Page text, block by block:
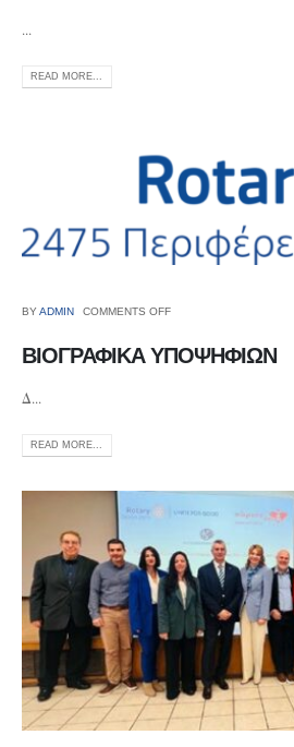
...
READ MORE...
BYADMIN COMMENTS OFF
ΒΙΟΓΡΑΦΙΚΑ ΥΠΟΨΗΦΙΩΝ
Δ...
READ MORE...